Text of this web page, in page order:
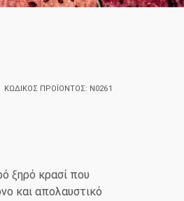
ΚΩΔΙΚΌΣ ΠΡΟΪΌΝΤΟΣ: N0261
ξηρό κρασί που
και απολαυστικό